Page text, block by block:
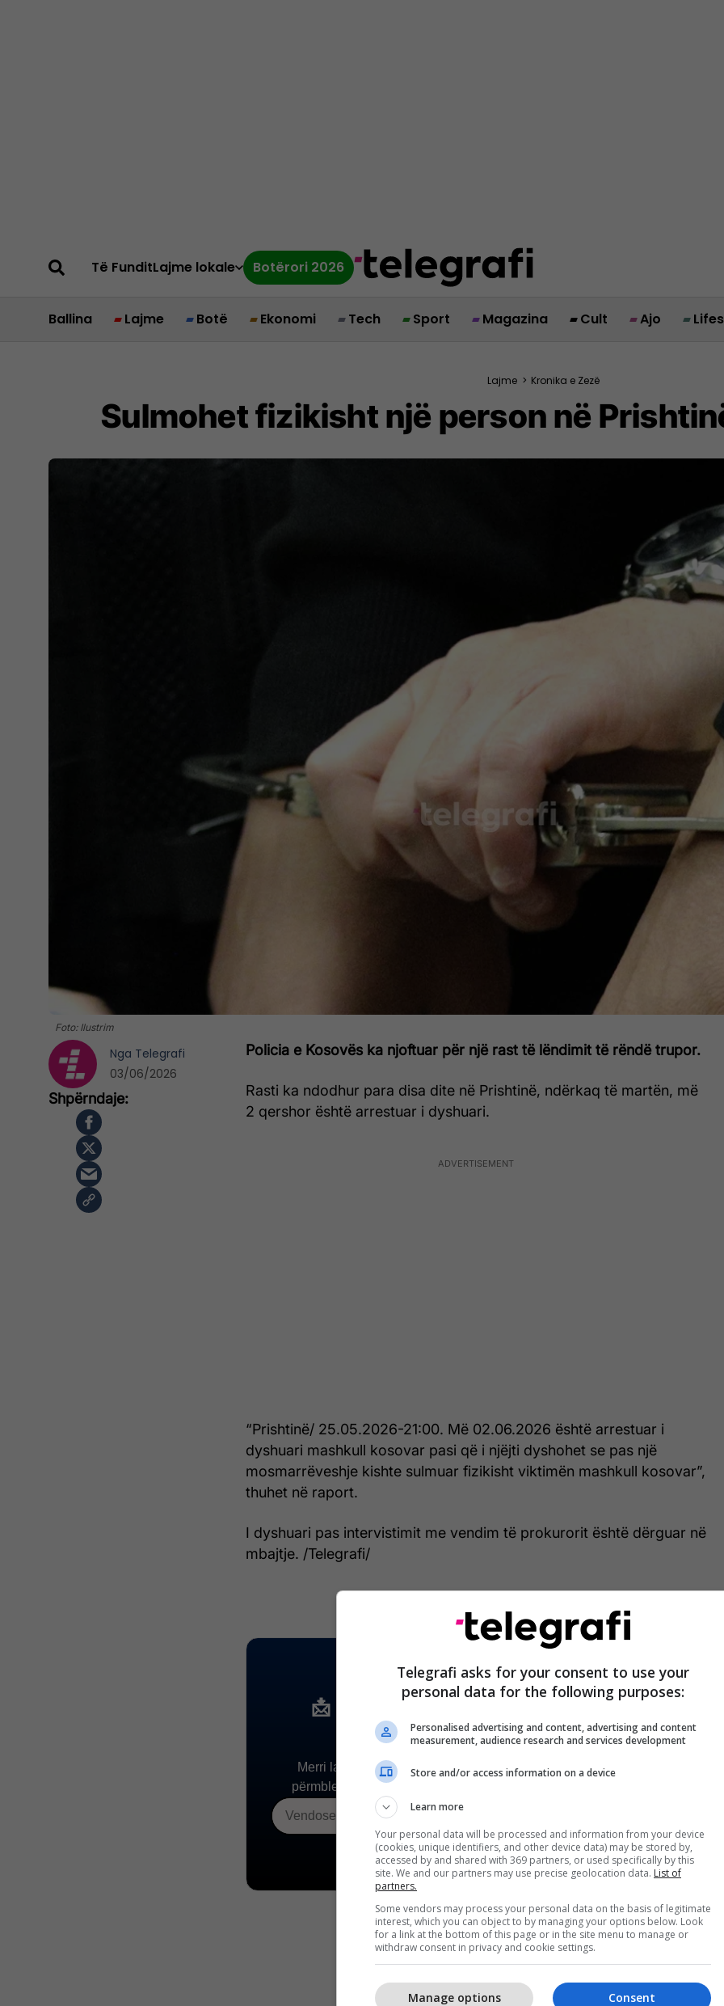
Të FunditLajme lokale Botërori 2026
Ballina Lajme Botë Ekonomi Tech Sport Magazina Cult Ajo
Lajme > Kronika e Zezë
Sulmohet fizikisht një person në
Foto: Ilustrim
Policia e Kosovës ka njoftuar për një rast të lëndimit të rëndë trupor.
Rasti ka ndodhur para disa dite në Prishtinë, ndërkaq të martën, më
2 qershor është arrestuar i dyshuari.
“Prishtinë/ 25.05.2026-21:00. Më 02.06.2026 është arrestuar i
dyshuari mashkull kosovar pasi që i njëjti dyshohet se pas një
mosmarrëveshje kishte sulmuar fizikisht viktimën mashkull kosovar”,
thuhet në raport.
I dyshuari pas intervistimit me vendim të prokurorit është dërguar në
mbajtje. /Telegrafi/
Nga Telegrafi
03/06/2026
Telegrafi asks for your consent to use your
personal data for the following purposes:
Personalised advertising and content, advertising and content
measurement, audience research and services development
Store and/or access information on a device
Learn more
Your personal data will be processed and information from your device
(cookies, unique identifiers, and other device data) may be stored by,
accessed by and shared with 369 partners, or used specifically by this
site. We and our partners may use precise geolocation data. List of
partners.
Some vendors may process your personal data on the basis of legitimate
interest, which you can object to by managing your options below. Look
for a link at the bottom of this page or in the site menu to manage or
withdraw consent in privacy and cookie settings.
Consent
Manage options